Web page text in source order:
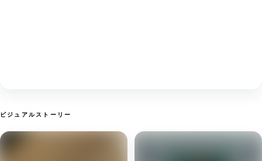
ビジュアルストーリー